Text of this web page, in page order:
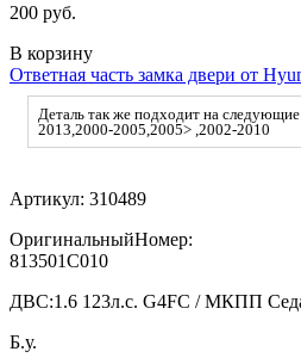
200 руб.
В корзину
Ответная часть замка двери от
Деталь так же подходит на
2013,2000-2005,2005> ,2002-2010
Артикул: 310489
ОригинальныйНомер:
813501C010
ДВС:1.6 123л.с. G4FC / МКПП
Б.у.